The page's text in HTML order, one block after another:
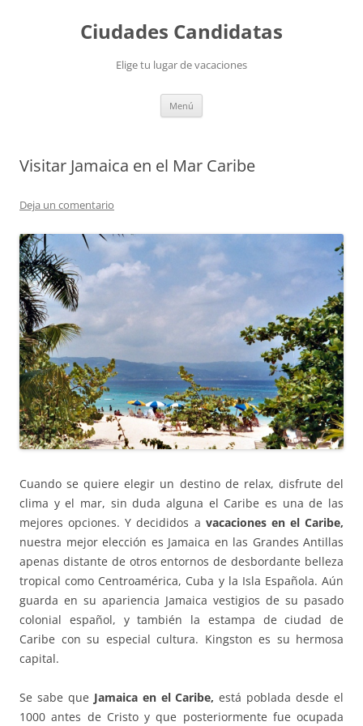
Ciudades Candidatas
Elige tu lugar de vacaciones
Menú
Visitar Jamaica en el Mar Caribe
Deja un comentario
Cuando se quiere elegir un destino de relax, disfrute del
clima y el mar, sin duda alguna el Caribe es una de las
mejores opciones. Y decididos a vacaciones en el Caribe,
nuestra mejor elección es Jamaica en las Grandes Antillas
apenas distante de otros entornos de desbordante belleza
tropical como Centroamérica, Cuba y la Isla Española. Aún
guarda en su apariencia Jamaica vestigios de su pasado
colonial español, y también la estampa de ciudad de
Caribe con su especial cultura. Kingston es su hermosa
capital.
Se sabe que Jamaica en el Caribe,está poblada desde el
1000 antes de Cristo y que posteriormente fue ocupada